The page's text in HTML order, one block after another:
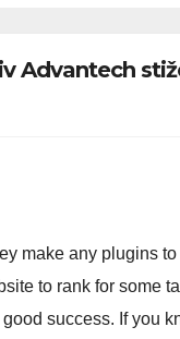
Advantech
make any plugins
to rank for some
good success. If you